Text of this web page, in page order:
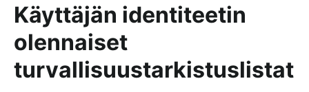
Käyttäjän identiteetin
olennaiset
turvallisuustarkistuslistat